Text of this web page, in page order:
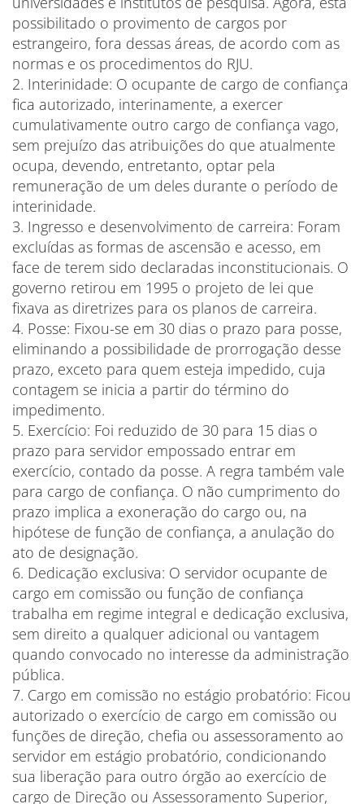
possibilitado o provimento de cargos por
estrangeiro, fora dessas áreas, de acordo com as
normas e os procedimentos do RJU.
2. Interinidade: O ocupante de cargo de confiança
fica autorizado, interinamente, a exercer
cumulativamente outro cargo de confiança vago,
sem prejuízo das atribuições do que atualmente
ocupa, devendo, entretanto, optar pela
remuneração de um deles durante o período de
interinidade.
3. Ingresso e desenvolvimento de carreira: Foram
excluídas as formas de ascensão e acesso, em
face de terem sido declaradas inconstitucionais. O
governo retirou em 1995 o projeto de lei que
fixava as diretrizes para os planos de carreira.
4. Posse: Fixou-se em 30 dias o prazo para posse,
eliminando a possibilidade de prorrogação desse
prazo, exceto para quem esteja impedido, cuja
contagem se inicia a partir do término do
impedimento.
5. Exercício: Foi reduzido de 30 para 15 dias o
prazo para servidor empossado entrar em
exercício, contado da posse. A regra também vale
para cargo de confiança. O não cumprimento do
prazo implica a exoneração do cargo ou, na
hipótese de função de confiança, a anulação do
ato de designação.
6. Dedicação exclusiva: O servidor ocupante de
cargo em comissão ou função de confiança
trabalha em regime integral e dedicação exclusiva,
sem direito a qualquer adicional ou vantagem
quando convocado no interesse da administração
pública.
7. Cargo em comissão no estágio probatório: Ficou
autorizado o exercício de cargo em comissão ou
funções de direção, chefia ou assessoramento ao
servidor em estágio probatório, condicionando
sua liberação para outro órgão ao exercício de
cargo de Direção ou Assessoramento Superior,